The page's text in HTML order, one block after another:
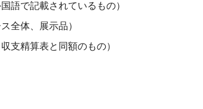
語で記載されているもの）
全体、展示品）
支精算表と同額のもの）